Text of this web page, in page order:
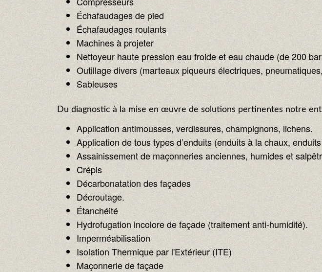
Échafaudages de pied
Échafaudages roulants
Machines à projeter
Nettoyeur haute pression eau froide et eau chaude (de 200
Outillage divers (marteaux piqueurs électriques,
Sableuses
Du diagnostic à la mise en œuvre de solutions pertinentes notre
Application antimousses, verdissures, champignons, lichens.
Application de tous types d’enduits (enduits à la chaux,
Assainissement de maçonneries anciennes, humides et
Crépis
Décarbonatation des façades
Décroutage.
Étanchéité
Hydrofugation incolore de façade (traitement anti-humidité).
Imperméabilisation
Isolation Thermique par l'Extérieur (ITE)
Maçonnerie de façade